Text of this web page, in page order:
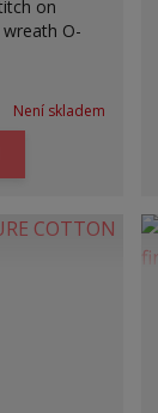
on
O-
Není skladem